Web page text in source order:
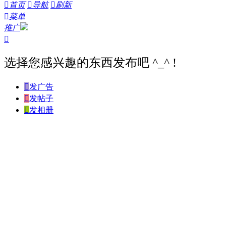
 首页 导航 刷新
菜单
推广

选择您感兴趣的东西发布吧 ^_^ !
发广告
发帖子
发相册